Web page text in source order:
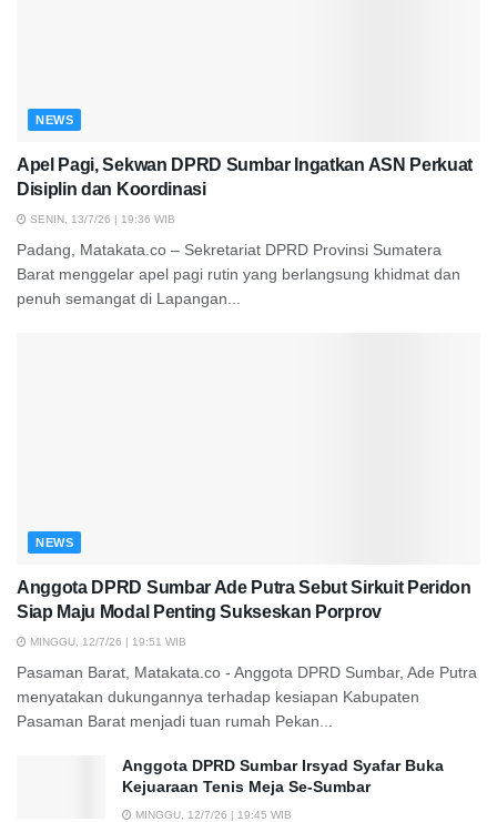
NEWS
Apel Pagi, Sekwan DPRD Sumbar Ingatkan ASN Perkuat
Disiplin dan Koordinasi
SENIN, 13/7/26 | 19:36 WIB
Padang, Matakata.co – Sekretariat DPRD Provinsi Sumatera
Barat menggelar apel pagi rutin yang berlangsung khidmat dan
penuh semangat di Lapangan...
NEWS
Anggota DPRD Sumbar Ade Putra Sebut Sirkuit Peridon
Siap Maju Modal Penting Sukseskan Porprov
MINGGU, 12/7/26 | 19:51 WIB
Pasaman Barat, Matakata.co - Anggota DPRD Sumbar, Ade Putra
menyatakan dukungannya terhadap kesiapan Kabupaten
Pasaman Barat menjadi tuan rumah Pekan...
Anggota DPRD Sumbar Irsyad Syafar Buka
Kejuaraan Tenis Meja Se-Sumbar
MINGGU, 12/7/26 | 19:45 WIB